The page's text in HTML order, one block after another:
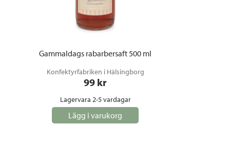
Gammaldags rabarbersaft 500 ml
Konfektyrfabriken i Hälsingborg
99 kr
Lagervara 2-5 vardagar
Lägg i varukorg